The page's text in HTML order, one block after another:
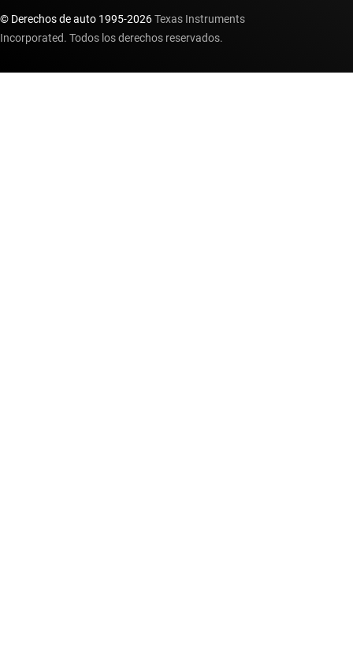
© Derechos de auto 1995-2026Texas Instruments
Incorporated. Todos los derechos reservados.